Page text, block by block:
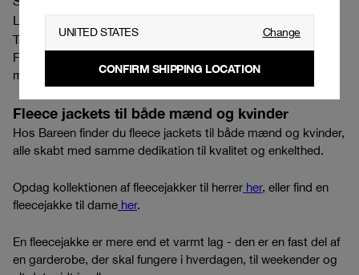
Læg den under en trenchcoat for varme uden volumen
Tag den med som ekstra lag til uforudsigelige dage
Funktion og stil går hånd i hånd - og du slipper for at vælge
mellem det ene eller det andet.
Fleece jackets til både mænd og kvinder
Hos Bareen finder du fleece jackets til både mænd og kvinder,
alle skabt med samme dedikation til kvalitet og enkelthed.
Opdag kollektionen af fleecejakker til herrer her, eller find en
fleecejakke til dame her.
En fleecejakke er mere end et varmt lag - den er en fast del af
en garderobe, der skal fungere i hverdagen, til weekender og
UNITED STATES Change
CONFIRM SHIPPING LOCATION